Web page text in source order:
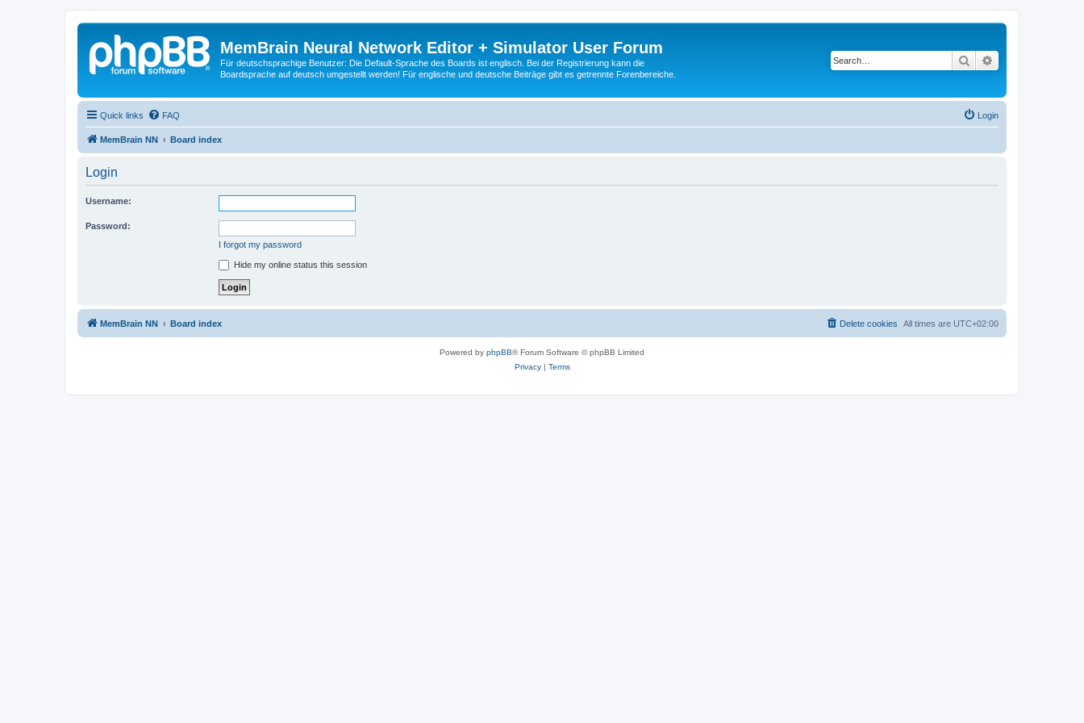
MemBrain Neural Network Editor + Simulator User Forum
Für deutschsprachige Benutzer: Die Default-Sprache des Boards ist englisch. Bei der Registrierung kann die
Boardsprache auf deutsch umgestellt werden! Für englische und deutsche Beiträge gibt es getrennte Forenbereiche.
Search
Quick links FAQ Login
MemBrain NN Board index
Login
Username:
Password:
I forgot my password
Hide my online status this session
MemBrain NN Board index All times are UTC+02:00
Delete cookies
Powered by phpBB® Forum Software © phpBB Limited
Privacy| Terms